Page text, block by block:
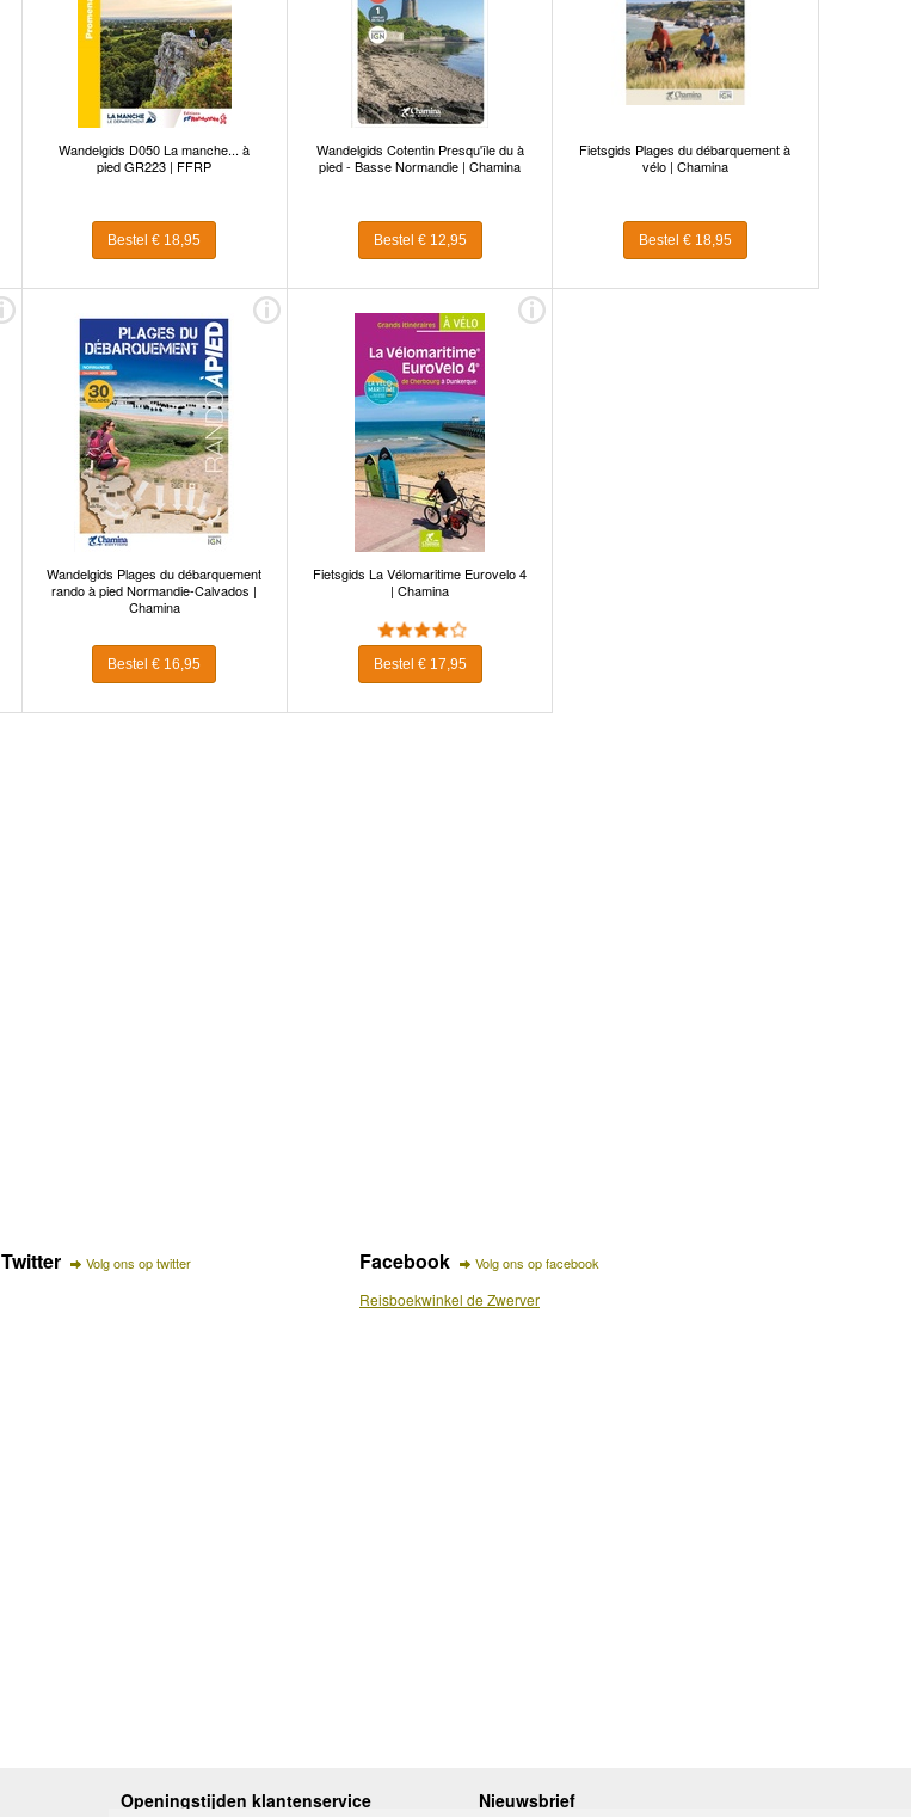
Wandelgids D050 La manche... à
pied GR223 | FFRP
Bestel € 18,95
Wandelgids Cotentin Presqu'île du à
pied - Basse Normandie | Chamina
Bestel € 12,95
Fietsgids Plages du débarquement à
vélo | Chamina
Bestel € 18,95
Wandelgids Plages du débarquement
rando à pied Normandie-Calvados |
Chamina
Bestel € 16,95
Fietsgids La Vélomaritime Eurovelo 4
| Chamina
Bestel € 17,95
Twitter Volg ons op twitter Facebook Volg ons op facebook
Reisboekwinkel de Zwerver
Openingstijden klantenservice Nieuwsbrief